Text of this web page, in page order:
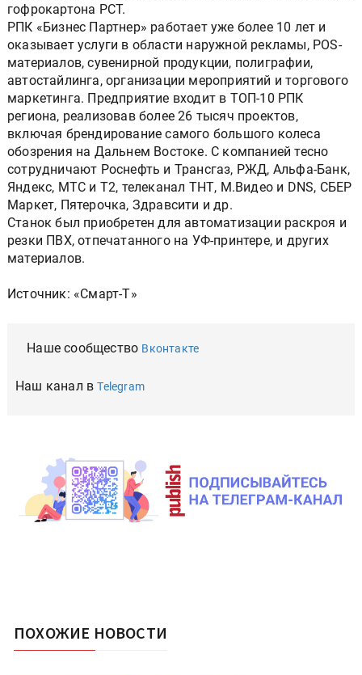
гофрокартона PCT.
РПК «Бизнес Партнер» работает уже более 10 лет и
оказывает услуги в области наружной рекламы, POS-
материалов, сувенирной продукции, полиграфии,
автостайлинга, организации мероприятий и торгового
маркетинга. Предприятие входит в ТОП-10 РПК
региона, реализовав более 26 тысяч проектов,
включая брендирование самого большого колеса
обозрения на Дальнем Востоке. С компанией тесно
сотрудничают Роснефть и Трансгаз, РЖД, Альфа-Банк,
Яндекс, МТС и Т2, телеканал ТНТ, М.Видео и DNS, СБЕР
Маркет, Пятерочка, Здравсити и др.
Станок был приобретен для автоматизации раскроя и
резки ПВХ, отпечатанного на УФ-принтере, и других
материалов.
Источник: «Смарт-Т»
Наше сообщество Вконтакте
Наш канал вTelegram
ПОХОЖИЕ НОВОСТИ